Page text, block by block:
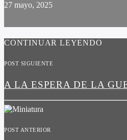
27 mayo, 2025
CONTINUAR LEYENDO
POST SIGUIENTE
A LA ESPERA DE LA
POST ANTERIOR